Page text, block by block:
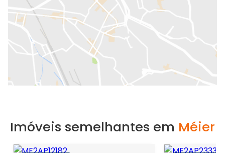
Imóveis semelhantes em Méier